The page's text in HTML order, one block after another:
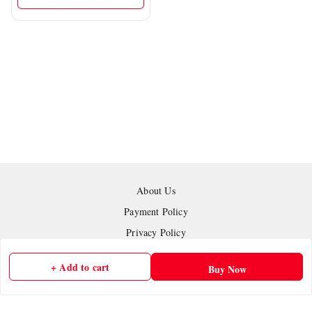
+ Add to cart Buy Now
About Us
Payment Policy
Privacy Policy
Return and Refund Policy
Shipping Policy